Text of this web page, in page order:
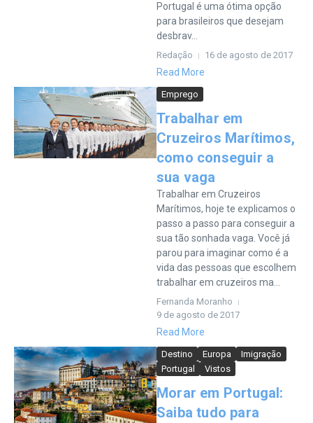
Portugal é uma ótima opção
para brasileiros que desejam
desbrav...
Redação 16 de agosto de 2017
Read More
Emprego
Trabalhar em
Cruzeiros Marítimos,
como conseguir a
sua vaga
Trabalhar em Cruzeiros
Marítimos, hoje te explicamos o
passo a passo para conseguir a
sua tão sonhada vaga. Você já
parou para imaginar como é a
vida das pessoas que escolhem
trabalhar em cruzeiros ma...
Fernanda Moranho
9 de agosto de 2017
Read More
Destino Europa
Imigração
Portugal
Vistos
Morar em Portugal:
Saiba tudo para